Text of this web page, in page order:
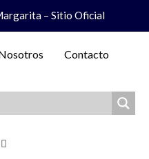
– Sitio Oficial
Contacto